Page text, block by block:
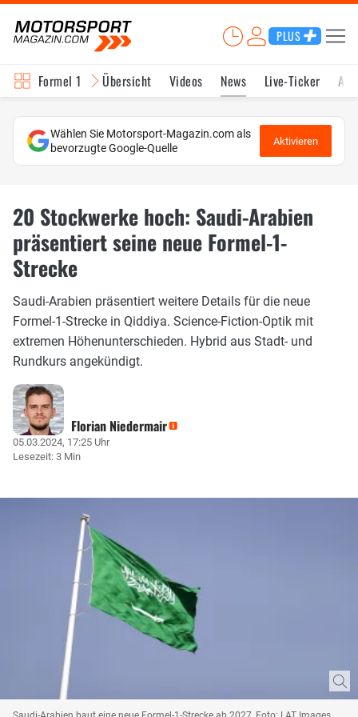
PLUS
Formel 1 Übersicht Videos News Live-Ticker
Wählen Sie Motorsport-Magazin.com als
bevorzugte Google-Quelle
Aktivieren
20 Stockwerke hoch: Saudi-Arabien
präsentiert seine neue Formel-1-
Strecke
Saudi-Arabien präsentiert weitere Details für die neue
Formel-1-Strecke in Qiddiya. Science-Fiction-Optik mit
extremen Höhenunterschieden. Hybrid aus Stadt- und
Rundkurs angekündigt.
Florian Niedermair
05.03.2024, 17:25 Uhr
Lesezeit: 3 Min